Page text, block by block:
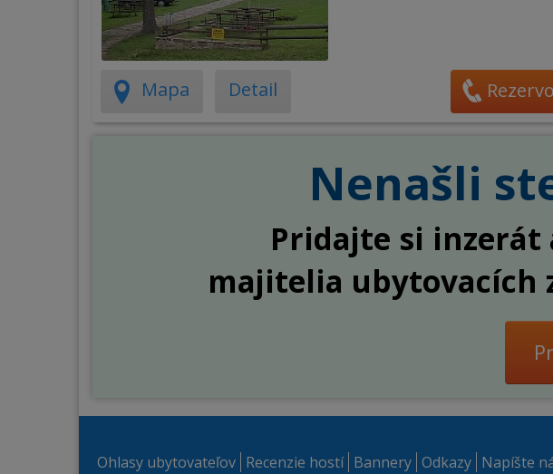
Mapa Detail
Nenašli
Pridajte si inzerát
majitelia ubytovacích
Ohlasy ubytovateľov Recenzie hostí Bannery Odkazy Napíšte